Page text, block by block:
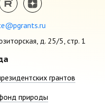
д. 25/5, стр. 1
грантов
природы